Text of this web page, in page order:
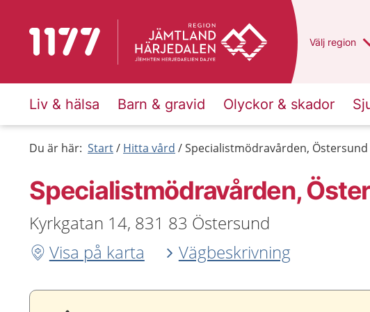
Till startsidan för 1177 Du har valt
Välj en annan
region
Liv & hälsa Barn & gravid Olyckor & skador
Du är här: Start Hitta vård Specialistmödravården, Östersund
Specialistmödravården,
Kyrkgatan 14, 831 83 Östersund
Visa på karta
Vägbeskrivning